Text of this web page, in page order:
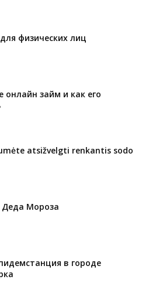
физических лиц
онлайн займ и как его
atsižvelgti renkantis sodo
Мороза
в городе